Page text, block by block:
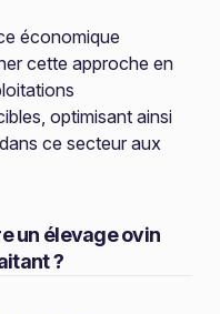
économique
cette approche en
optimisant ainsi
ce secteur aux
un élevage ovin
?